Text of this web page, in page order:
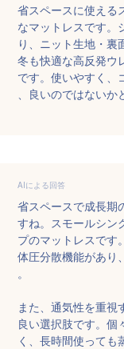
省スペースに使える
なマットレスです。
り、ニット生地・裏
冬も快適な高反発ウ
です。使いやすく、
、良いのではないか
AIによる回答
省スペースで成長期
すね。スモールシン
プのマットレスです
体圧分散機能があり
。
また、通気性を重
良い選択肢です。個
く、長時間使っても